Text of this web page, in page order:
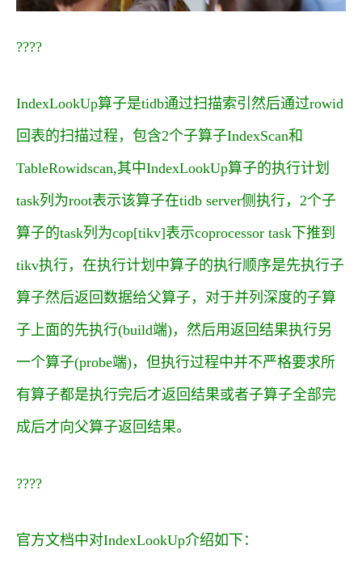
????
IndexLookUp算子是tidb通过扫描索引然后通过rowid
回表的扫描过程，包含2个子算子IndexScan和
TableRowidscan,其中IndexLookUp算子的执行计划
task列为root表示该算子在tidb server侧执行，2个子
算子的task列为cop[tikv]表示coprocessor task下推到
tikv执行，在执行计划中算子的执行顺序是先执行子
算子然后返回数据给父算子，对于并列深度的子算
子上面的先执行(build端)，然后用返回结果执行另
一个算子(probe端)，但执行过程中并不严格要求所
有算子都是执行完后才返回结果或者子算子全部完
成后才向父算子返回结果。
????
官方文档中对IndexLookUp介绍如下：